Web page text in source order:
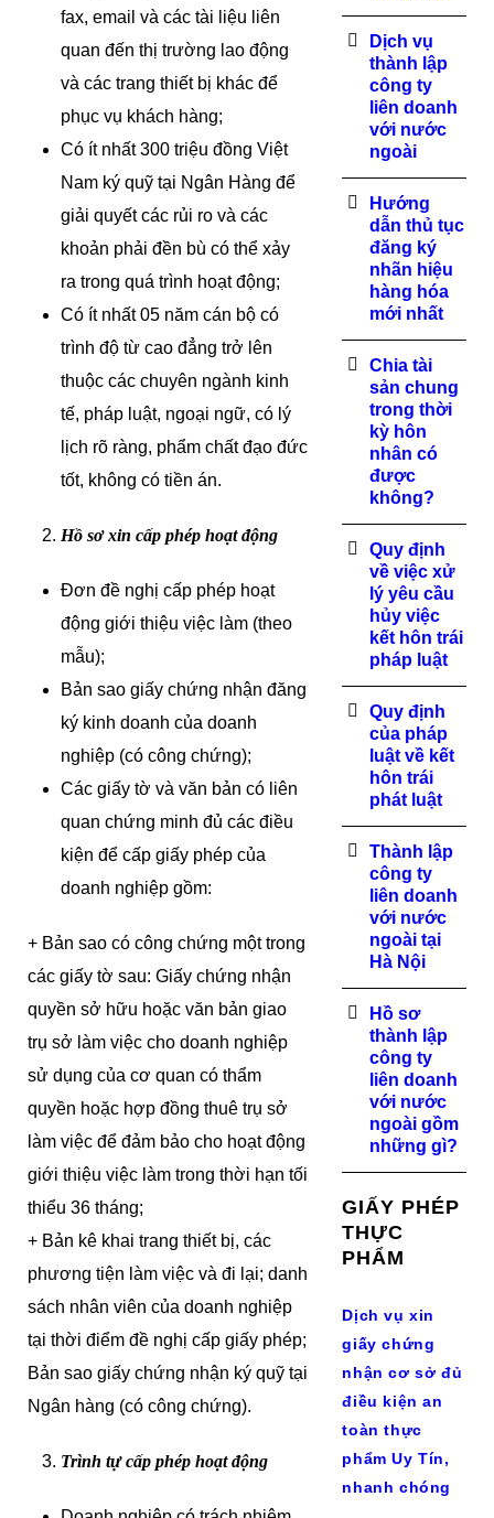
fax, email và các tài liệu liên
quan đến thị trường lao động
và các trang thiết bị khác để
phục vụ khách hàng;
Có ít nhất 300 triệu đồng Việt
Nam ký quỹ tại Ngân Hàng để
giải quyết các rủi ro và các
khoản phải đền bù có thể xảy
ra trong quá trình hoạt động;
Có ít nhất 05 năm cán bộ có
trình độ từ cao đẳng trở lên
thuộc các chuyên ngành kinh
tế, pháp luật, ngoại ngữ, có lý
lịch rõ ràng, phẩm chất đạo đức
tốt, không có tiền án.
Hồ sơ xin cấp phép hoạt động
Đơn đề nghị cấp phép hoạt
động giới thiệu việc làm (theo
mẫu);
Bản sao giấy chứng nhận đăng
ký kinh doanh của doanh
nghiệp (có công chứng);
Các giấy tờ và văn bản có liên
quan chứng minh đủ các điều
kiện để cấp giấy phép của
doanh nghiệp gồm:
+ Bản sao có công chứng một trong
các giấy tờ sau: Giấy chứng nhận
quyền sở hữu hoặc văn bản giao
trụ sở làm việc cho doanh nghiệp
sử dụng của cơ quan có thẩm
quyền hoặc hợp đồng thuê trụ sở
làm việc để đảm bảo cho hoạt động
giới thiệu việc làm trong thời hạn tối
thiểu 36 tháng;
+ Bản kê khai trang thiết bị, các
phương tiện làm việc và đi lại; danh
sách nhân viên của doanh nghiệp
tại thời điểm đề nghị cấp giấy phép;
Bản sao giấy chứng nhận ký quỹ tại
Ngân hàng (có công chứng).
Trình tự cấp phép hoạt động
Dịch vụ
thành lập
công ty
liên doanh
với nước
ngoài
Hướng
dẫn thủ tục
đăng ký
nhãn hiệu
hàng hóa
mới nhất
Chia tài
sản chung
trong thời
kỳ hôn
nhân có
được
không?
Quy định
về việc xử
lý yêu cầu
hủy việc
kết hôn trái
pháp luật
Quy định
của pháp
luật về kết
hôn trái
phát luật
Thành lập
công ty
liên doanh
với nước
ngoài tại
Hà Nội
Hồ sơ
thành lập
công ty
liên doanh
với nước
ngoài gồm
những gì?
GIẤY PHÉP
THỰC
PHẨM
Dịch vụ xin
giấy chứng
nhận cơ sở đủ
điều kiện an
toàn thực
phẩm Uy Tín,
nhanh chóng